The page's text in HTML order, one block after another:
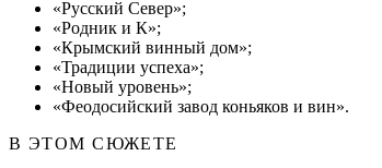
«Русский Север»;
«Родник и К»;
«Крымский винный дом»;
«Традиции успеха»;
«Новый уровень»;
«Феодосийский завод коньяков и вин».
В ЭТОМ СЮЖЕТЕ